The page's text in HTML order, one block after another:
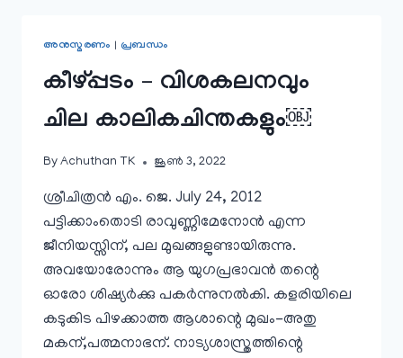
അനുസ്മരണം | പ്രബന്ധം
കീഴ്പ്പടം – വിശകലനവും
ചില കാലികചിന്തകളും￼
By Achuthan TK ജൂൺ 3, 2022
ശ്രീചിത്രൻ എം. ജെ. July 24, 2012
പട്ടിക്കാംതൊടി രാവുണ്ണിമേനോൻ എന്ന
ജീനിയസ്സിന്, പല മുഖങ്ങളുണ്ടായിരുന്നു.
അവയോരോന്നും ആ യുഗപ്രഭാവൻ തന്റെ
ഓരോ ശിഷ്യർക്കു പകർന്നുനൽകി. കളരിയിലെ
കടുകിട പിഴക്കാത്ത ആശാന്റെ മുഖം-അതു
മകന്,പത്മനാഭന്. നാട്യശാസ്ത്രത്തിന്റെ